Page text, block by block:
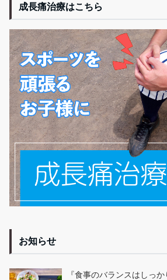
成長痛治療はこちら
お知らせ
『食事のバランスはしっ